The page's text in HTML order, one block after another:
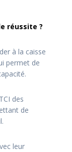
réussite ?
à la caisse
permet de
des
de
leur